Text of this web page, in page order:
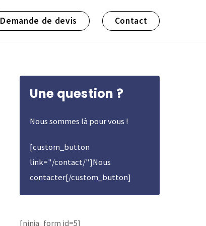
Demande de devis Contact
Une question ?
Nous sommes là pour vous !
[custom_button
link="/contact/"]Nous
contacter[/custom_button]
[ninja_form id=5]